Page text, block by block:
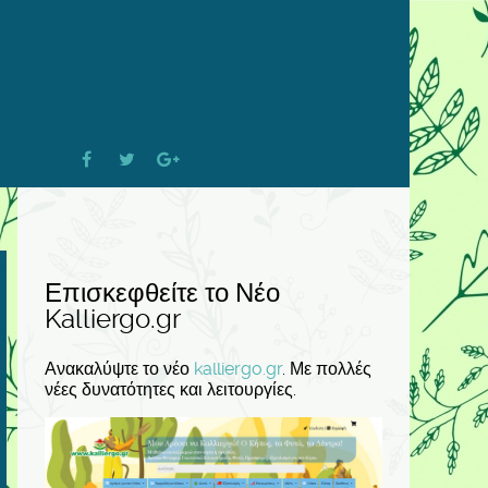
Επισκεφθείτε το Νέο
Kalliergo.gr
Ανακαλύψτε το νέο kalliergo.gr. Με πολλές
νέες δυνατότητες και λειτουργίες.